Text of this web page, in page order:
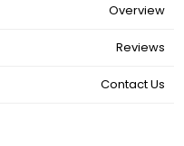
Overview
Reviews
Contact Us